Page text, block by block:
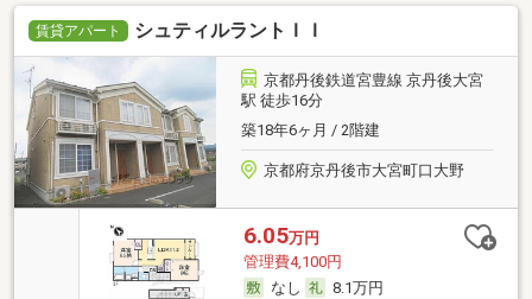
賃貸アパート シュティルラントＩＩ
京都丹後鉄道宮豊線 京丹後大宮
駅 徒歩16分
築18年6ヶ月 / 2階建
京都府京丹後市大宮町口大野
6.05万円
管理費4,100円
なし
8.1万円